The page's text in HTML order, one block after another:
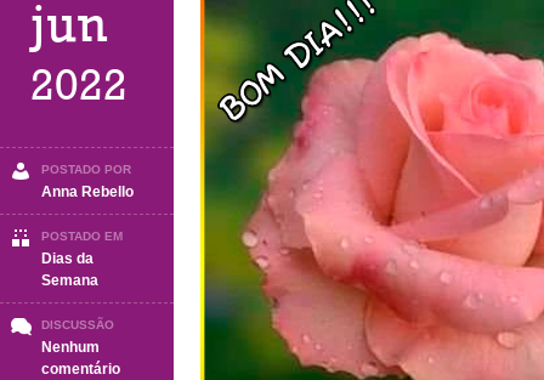
jun
2022
POSTADO POR
Anna Rebello
POSTADO EM
Dias da
Semana
DISCUSSÃO
Nenhum
comentárioem